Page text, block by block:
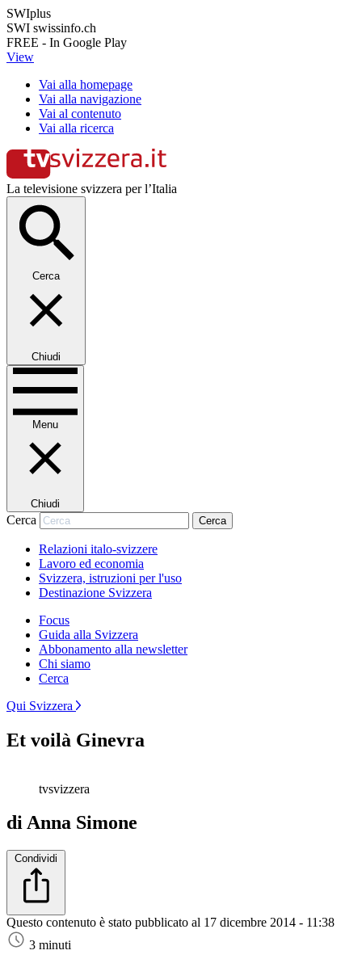
SWIplus
SWI swissinfo.ch
FREE - In Google Play
View
Vai alla homepage
Vai alla navigazione
Vai al contenuto
Vai alla ricerca
La televisione svizzera per l’Italia
Cerca
Chiudi
Menu
Chiudi
Cerca Cerca
Relazioni italo-svizzere
Lavoro ed economia
Svizzera, istruzioni per l'uso
Destinazione Svizzera
Focus
Guida alla Svizzera
Abbonamento alla newsletter
Chi siamo
Cerca
Qui Svizzera
Et voilà Ginevra
tvsvizzera
di Anna Simone
Condividi
Questo contenuto è stato pubblicato al 17 dicembre 2014 - 11:38
3 minuti